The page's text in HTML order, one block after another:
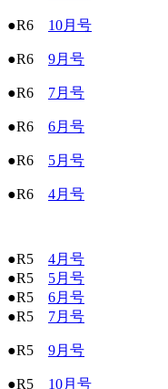
●R6 10月号
●R6 9月号
●R6 7月号
●R6 6月号
●R6 5月号
●R6 4月号
●R5 4月号
●R5 5月号
●R5 6月号
●R5 7月号
●R5 9月号
●R5 10月号